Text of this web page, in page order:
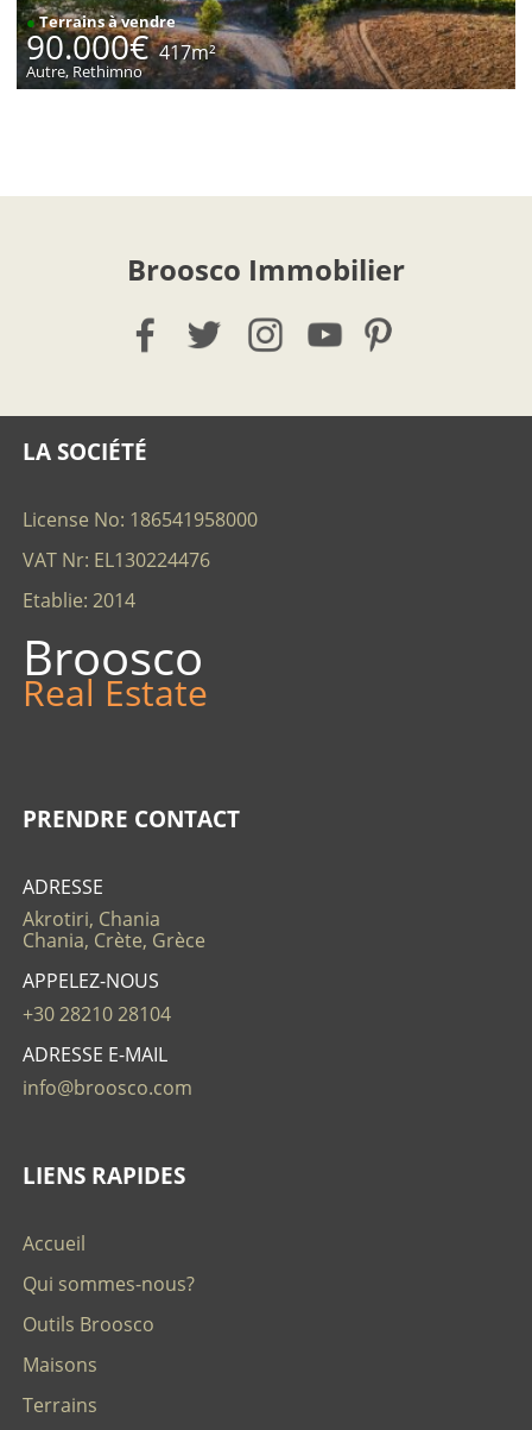
●Terrains à vendre
90.000€ 417m²
Autre, Rethimno
Broosco Immobilier
LA SOCIÉTÉ
License No: 186541958000
VAT Nr: EL130224476
Etablie: 2014
Broosco
Real Estate
PRENDRE CONTACT
ADRESSE
Akrotiri, Chania
Chania, Crète, Grèce
APPELEZ-NOUS
+30 28210 28104
ADRESSE E-MAIL
info@broosco.com
LIENS RAPIDES
Accueil
Qui sommes-nous?
Outils Broosco
Maisons
Terrains